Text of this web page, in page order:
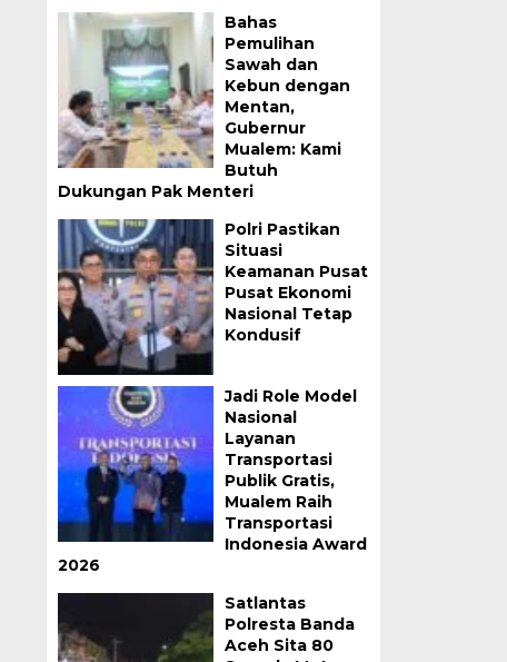
Bahas
Pemulihan
Sawah dan
Kebun dengan
Mentan,
Gubernur
Mualem: Kami
Butuh
Dukungan Pak Menteri
Polri Pastikan
Situasi
Keamanan Pusat
Pusat Ekonomi
Nasional Tetap
Kondusif
Jadi Role Model
Nasional
Layanan
Transportasi
Publik Gratis,
Mualem Raih
Transportasi
Indonesia Award
2026
Satlantas
Polresta Banda
Aceh Sita 80